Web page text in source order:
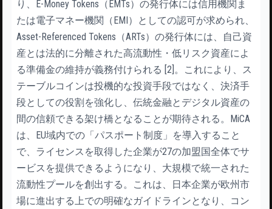
り、E-Money Tokens（EMTs）の発行体には信用機関ま
たは電子マネー機関（EMI）としての認可が求められ、
Asset-Referenced Tokens（ARTs）の発行体には、自己資
産とは法的に分離された高流動性・低リスク資産によ
る準備金の維持が義務付けられる [2]。これにより、ス
テーブルコインは投機的な投資手段ではなく、決済手
段としての役割を強化し、伝統金融とデジタル資産の
間の信頼できる架け橋となることが期待される。MiCA
は、EU域内での「パスポート制度」を導入すること
で、ライセンスを取得した企業が27の加盟国全体でサ
ービスを提供できるようになり、大規模で統一された
流動性プールを創出する。これは、日本企業が欧州市
場に進出する上での明確なガイドラインとなり、コン